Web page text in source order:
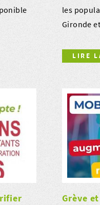
les
Gironde
LIRE
Grève